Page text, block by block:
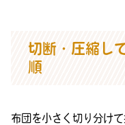
切断・圧縮し
順
布団を小さく切り分け